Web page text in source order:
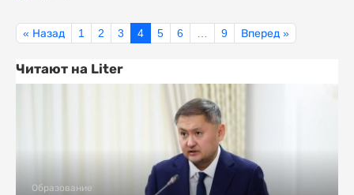
« Назад 1 2 3 4 5 6 9 Вперед »
Читают на Liter
Образование